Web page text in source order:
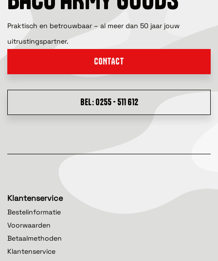
Praktisch en betrouwbaar – al meer dan 50 jaar jouw
uitrustingspartner.
CONTACT
BEL: 0255 - 511 612
Klantenservice
Bestelinformatie
Voorwaarden
Betaalmethoden
Klantenservice